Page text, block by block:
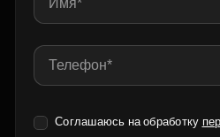
Соглашаюсь на обработку